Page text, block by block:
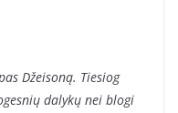
Džeisoną. Tiesiog
dalykų nei blogi